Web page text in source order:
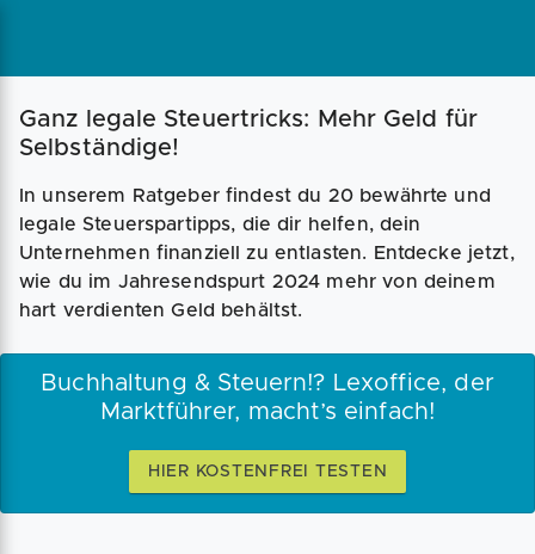
Magazin Businessplan Fördermittel
Ganz legale Steuertricks: Mehr Geld für
Selbständige!
In unserem Ratgeber findest du 20 bewährte und
legale Steuerspartipps, die dir helfen, dein
Unternehmen finanziell zu entlasten. Entdecke jetzt,
wie du im Jahresendspurt 2024 mehr von deinem
hart verdienten Geld behältst.
Buchhaltung & Steuern!? Lexoffice, der
Marktführer, macht’s einfach!
HIER KOSTENFREI TESTEN